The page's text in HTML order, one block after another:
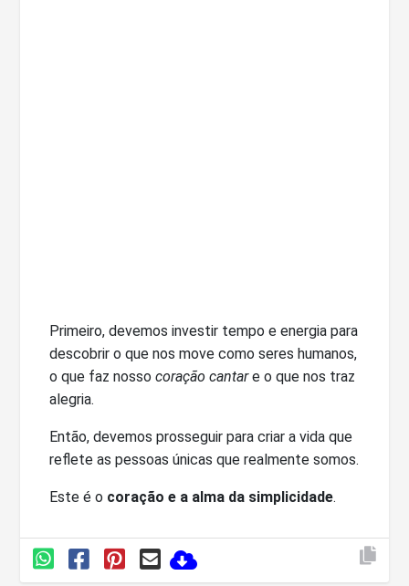
Primeiro, devemos investir tempo e energia para
descobrir o que nos move como seres humanos,
o que faz nossocoração cantare o que nos traz
alegria.
Então, devemos prosseguir para criar a vida que
reflete as pessoas únicas que realmente somos.
Este é o coração e a alma da simplicidade.